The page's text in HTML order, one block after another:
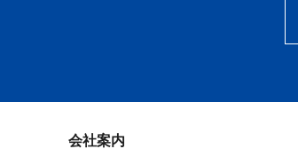
会社案内